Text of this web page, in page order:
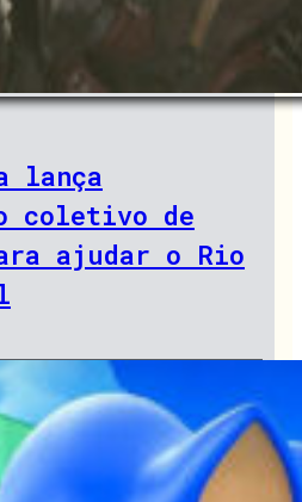
lança
coletivo de
ajudar o Rio